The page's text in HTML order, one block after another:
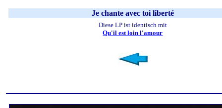
Je chante avec toi liberté
Diese LP ist identisch mit
Qu'il est loin l'amour